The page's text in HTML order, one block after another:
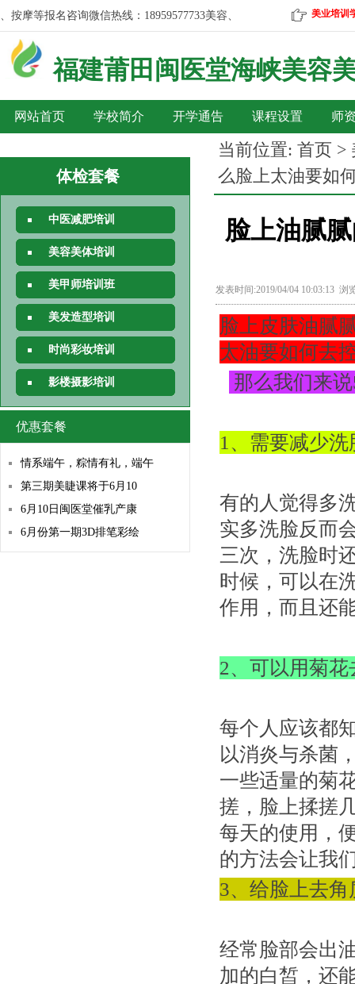
福建莆田 闽医堂海峡美容
网站首页 学校简介 开学通告 课程设置 师
摩等报名咨询微信热线：18959577733美容、美发、彩妆、美甲、按摩
美业培训
体检套餐
中医减肥培训
美容美体培训
美甲师培训班
美发造型培训
时尚彩妆培训
影楼摄影培训
优惠套餐
情系端午，粽情有礼，端午
第三期美睫课将于6月10
6月10日闽医堂催乳产康
6月份第一期3D排笔彩绘
当前位置: 首页 >
么脸上太油要如
脸上油腻
发表时间:2019/04/04 10:03:13 浏
脸上皮肤油腻
太油要如何去
那么我们来
1、需要减少
有的人觉得多
实多洗脸反而
三次，洗脸时
时候，可以在
作用，而且还
2、可以用菊花
每个人应该都
以消炎与杀菌
一些适量的菊
搓，脸上揉搓
每天的使用，
的方法会让我
3、给脸上去角
经常脸部会出
加的白皙，还